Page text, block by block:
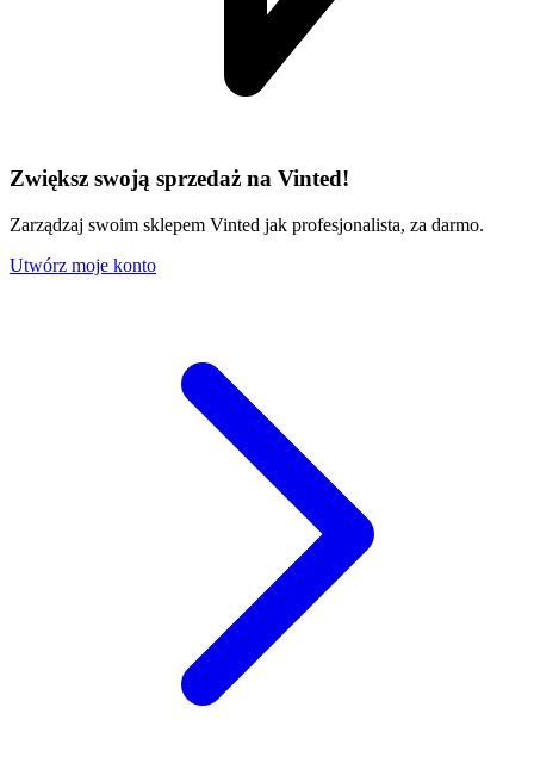
Zwiększ swoją sprzedaż na Vinted!
Zarządzaj swoim sklepem Vinted jak profesjonalista, za darmo.
Utwórz moje konto